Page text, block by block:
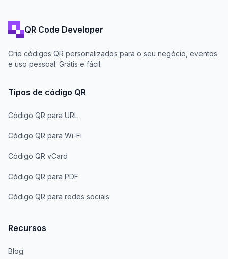
QR Code Developer
Crie códigos QR personalizados para o seu negócio, eventos
e uso pessoal. Grátis e fácil.
Tipos de código QR
Código QR para URL
Código QR para Wi-Fi
Código QR vCard
Código QR para PDF
Código QR para redes sociais
Recursos
Blog